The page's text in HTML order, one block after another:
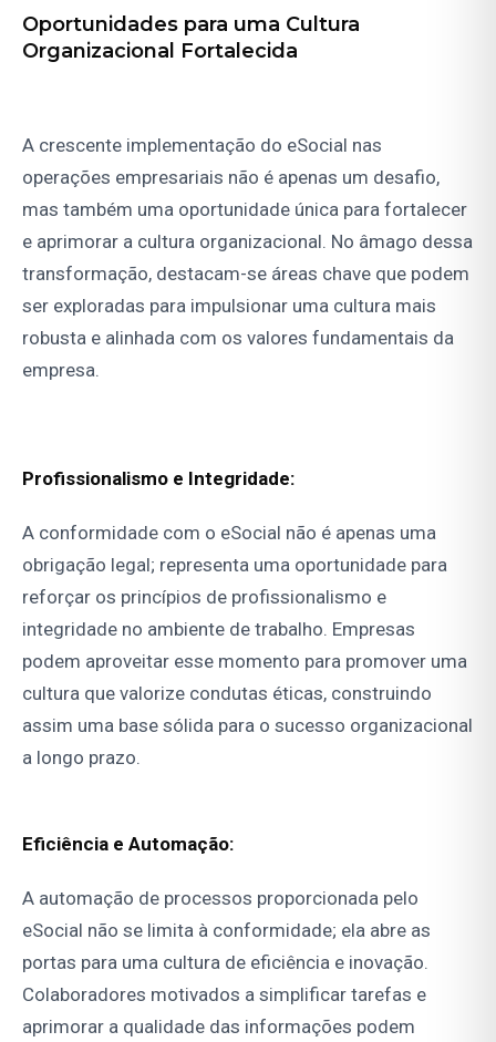
Oportunidades para uma Cultura
Organizacional Fortalecida
A crescente implementação do eSocial nas
operações empresariais não é apenas um desafio,
mas também uma oportunidade única para fortalecer
e aprimorar a cultura organizacional. No âmago dessa
transformação, destacam-se áreas chave que podem
ser exploradas para impulsionar uma cultura mais
robusta e alinhada com os valores fundamentais da
empresa.
Profissionalismo e Integridade:
A conformidade com o eSocial não é apenas uma
obrigação legal; representa uma oportunidade para
reforçar os princípios de profissionalismo e
integridade no ambiente de trabalho. Empresas
podem aproveitar esse momento para promover uma
cultura que valorize condutas éticas, construindo
assim uma base sólida para o sucesso organizacional
a longo prazo.
Eficiência e Automação:
A automação de processos proporcionada pelo
eSocial não se limita à conformidade; ela abre as
portas para uma cultura de eficiência e inovação.
Colaboradores motivados a simplificar tarefas e
aprimorar a qualidade das informações podem